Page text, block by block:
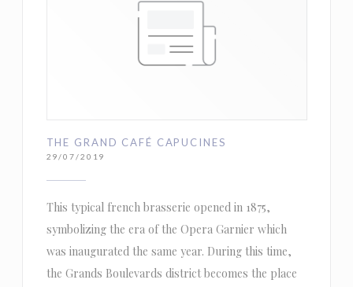
THE GRAND CAFÉ CAPUCINES
29/07/2019
This typical french brasserie opened in 1875,
symbolizing the era of the Opera Garnier which
was inaugurated the same year. During this time,
the Grands Boulevards district becomes the place